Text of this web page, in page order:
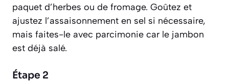
paquet d’herbes ou de fromage. Goûtez et
ajustez l’assaisonnement en sel si nécessaire,
mais faites-le avec parcimonie car le jambon
est déjà salé.
Étape 2